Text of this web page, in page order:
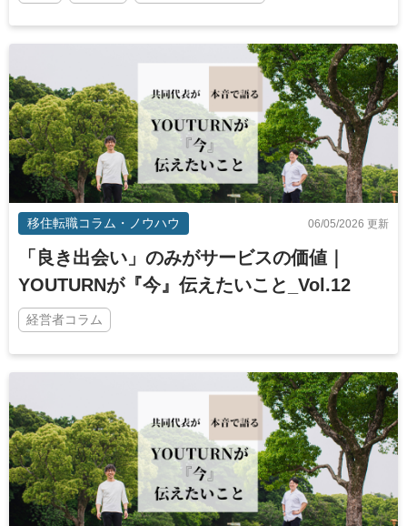
移住転職コラム・ノウハウ 06/05/2026 更新
「良き出会い」のみがサービスの価値｜
YOUTURNが『今』伝えたいこと_Vol.12
経営者コラム